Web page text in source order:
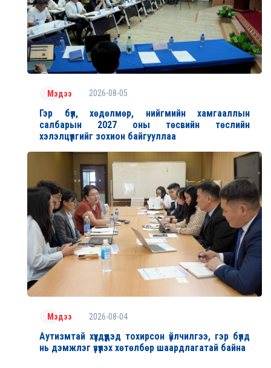
Мэдээ 2026-08-05
Гэр бүл, хөдөлмөр, нийгмийн хамгааллын
салбарын 2027 оны төсвийн төслийн
хэлэлцүүлгийг зохион байгууллаа
Мэдээ 2026-08-04
Аутизмтай хүүхдүүдэд тохирсон үйлчилгээ, гэр бүлд
нь дэмжлэг үзүүлэх хөтөлбөр шаардлагатай байна